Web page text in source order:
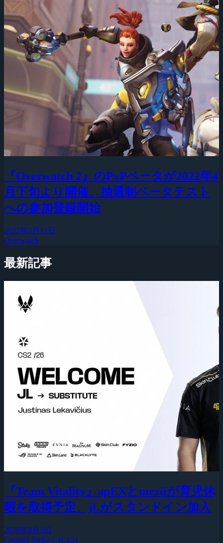
『Overwatch 2』のPvPベータが2022年4
月下旬より開催、抽選制ベータテスト
への参加登録開始
2022年3月11日
Overwatch
最新記事
『Team Vitality』apEXとmeziiが育児休
暇を取得予定、jLがスタンドイン加入
2026年8月5日
Counter-Strike 2 (CS2)